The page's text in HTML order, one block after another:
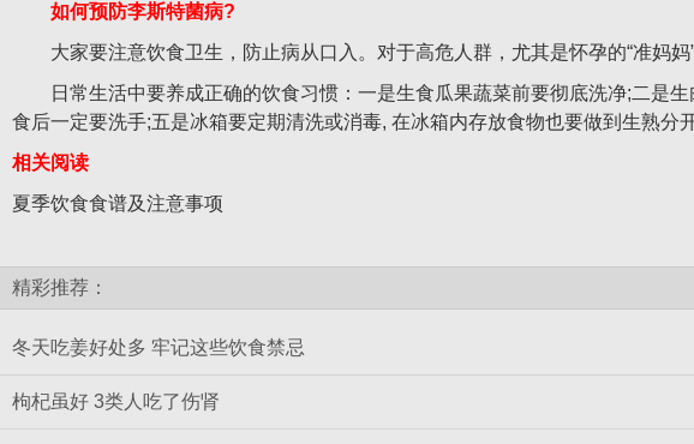
如何预防李斯特菌病?
大家要注意饮食卫生，防止病从口入。对于高危人群，尤其是怀孕的“准妈妈
日常生活中要养成正确的饮食习惯：一是生食瓜果蔬菜前要彻底洗净;二是生
食后一定要洗手;五是冰箱要定期清洗或消毒, 在冰箱内存放食物也要做到生熟分
相关阅读
夏季饮食食谱及注意事项
精彩推荐：
冬天吃姜好处多 牢记这些饮食禁忌
枸杞虽好 3类人吃了伤肾